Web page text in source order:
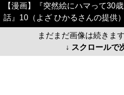
【漫画】『突然絵にハマって30
話』10（よざ ひかるさんの提供）
まだまだ画像は続きま
↓ スクロールで